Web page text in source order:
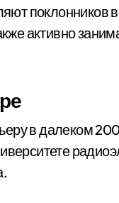
поклонников
активно
в далеком